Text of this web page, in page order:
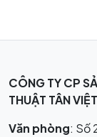
CÔNG TY CP
THUẬT TÂN VIỆT
Văn phòng: Số